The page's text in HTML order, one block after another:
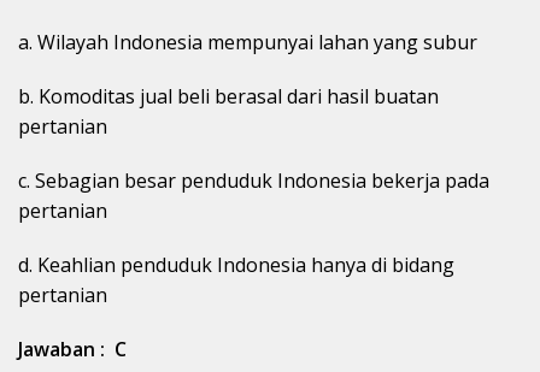
a. Wilayah Indonesia mempunyai lahan yang subur
b. Komoditas jual beli berasal dari hasil buatan
pertanian
c. Sebagian besar penduduk Indonesia bekerja pada
pertanian
d. Keahlian penduduk Indonesia hanya di bidang
pertanian
Jawaban : C